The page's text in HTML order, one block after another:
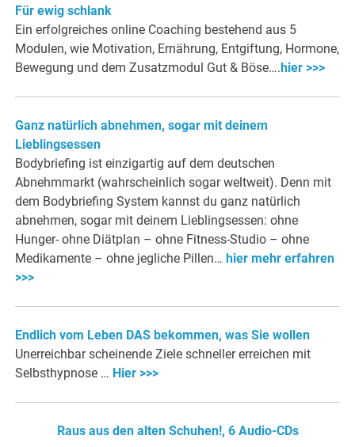
Für ewig schlank
Ein erfolgreiches online Coaching bestehend aus 5
Modulen, wie Motivation, Ernährung, Entgiftung, Hormone,
Bewegung und dem Zusatzmodul Gut & Böse…. hier >>>
Ganz natürlich abnehmen, sogar mit deinem
Lieblingsessen
Bodybriefing ist einzigartig auf dem deutschen
Abnehmmarkt (wahrscheinlich sogar weltweit). Denn mit
dem Bodybriefing System kannst du ganz natürlich
abnehmen, sogar mit deinem Lieblingsessen: ohne
Hunger- ohne Diätplan – ohne Fitness-Studio – ohne
Medikamente – ohne jegliche Pillen… hier mehr erfahren
>>>
Endlich vom Leben DAS bekommen, was Sie wollen
Unerreichbar scheinende Ziele schneller erreichen mit
Selbsthypnose … Hier >>>
Raus aus den alten Schuhen!, 6 Audio-CDs